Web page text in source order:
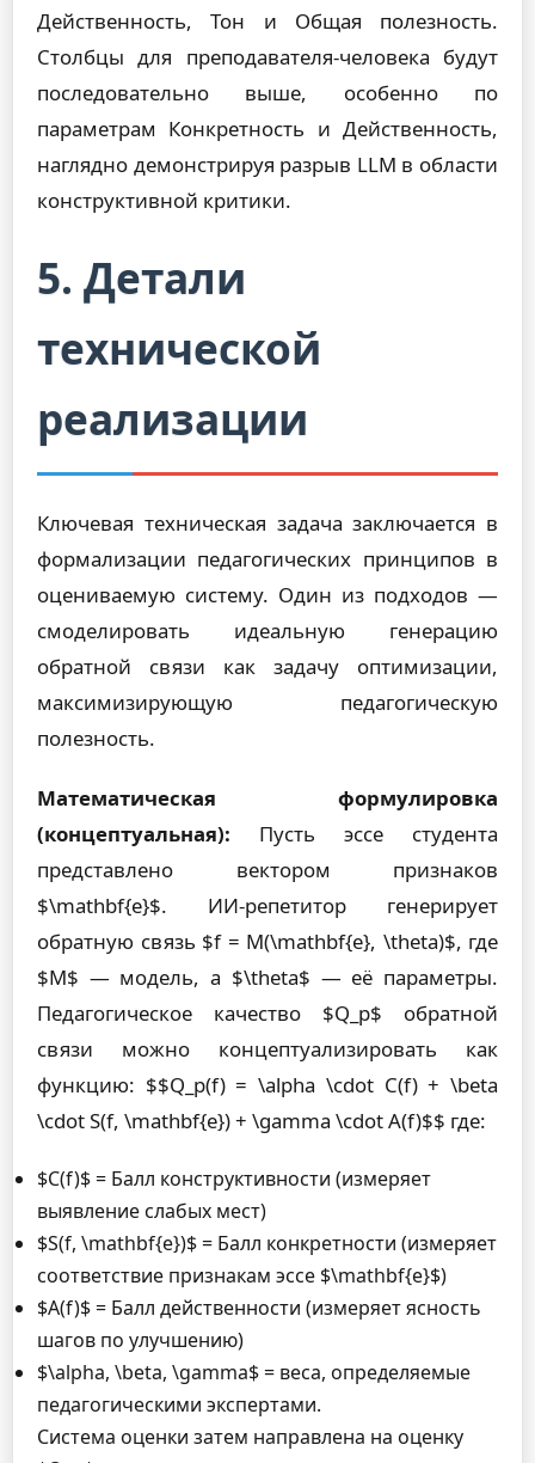
Действенность, Тон и Общая полезность.
Столбцы для преподавателя-человека будут
последовательно выше, особенно по
параметрам Конкретность и Действенность,
наглядно демонстрируя разрыв LLM в области
конструктивной критики.
5. Детали
технической
реализации
Ключевая техническая задача заключается в
формализации педагогических принципов в
оцениваемую систему. Один из подходов —
смоделировать идеальную генерацию
обратной связи как задачу оптимизации,
максимизирующую педагогическую
полезность.
Математическая формулировка
(концептуальная): Пусть эссе студента
представлено вектором признаков
$\mathbf{e}$. ИИ-репетитор генерирует
обратную связь $f = M(\mathbf{e}, \theta)$, где
$M$ — модель, а $\theta$ — её параметры.
Педагогическое качество $Q_p$ обратной
связи можно концептуализировать как
функцию: $$Q_p(f) = \alpha \cdot C(f) + \beta
\cdot S(f, \mathbf{e}) + \gamma \cdot A(f)$$ где:
$C(f)$ = Балл конструктивности (измеряет
выявление слабых мест)
$S(f, \mathbf{e})$ = Балл конкретности (измеряет
соответствие признакам эссе $\mathbf{e}$)
$A(f)$ = Балл действенности (измеряет ясность
шагов по улучшению)
$\alpha, \beta, \gamma$ = веса, определяемые
педагогическими экспертами.
Система оценки затем направлена на оценку